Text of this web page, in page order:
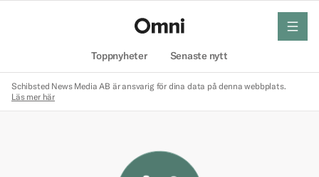
Toppnyheter Senaste nytt
meny
Schibsted News Media AB är ansvarig för dina data på denna webbplats.
Läs mer här